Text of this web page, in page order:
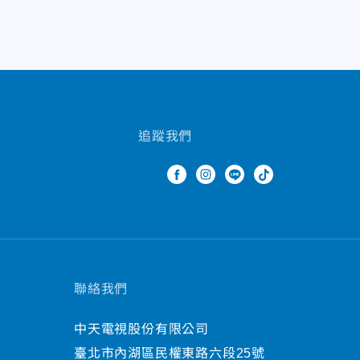
追蹤我們
聯絡我們
中天電視股份有限公司
臺北市內湖區民權東路六段25號